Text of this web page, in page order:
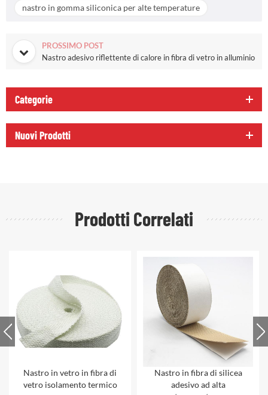
nastro in gomma siliconica per alte temperature
PROSSIMO POST
Nastro adesivo riflettente di calore in fibra di vetro in alluminio
Categorie
Nuovi Prodotti
Prodotti Correlati
Nastro in vetro in fibra di
vetro isolamento termico
Nastro in fibra di silicea
adesivo ad alta